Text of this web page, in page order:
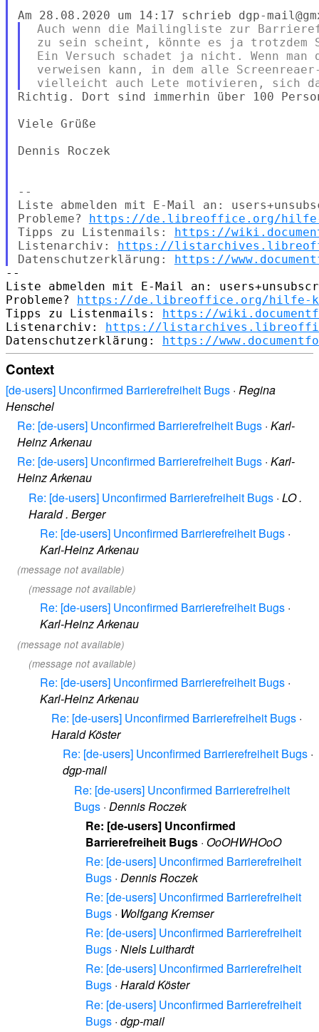
Auch wenn die Mailingliste zur
zu sein scheint, könnte es ja trotzdem
Ein Versuch schadet ja nicht. Wenn man
verweisen kann, in dem alle
Richtig. Dort sind immerhin über 100
Viele Grüße
Dennis Roczek
--
Liste abmelden mit E-Mail an:
Probleme? https://de.libreoffice.org/hilfe-
Tipps zu Listenmails: https://
Listenarchiv: https://
Datenschutzerklärung: https://
--
Liste abmelden mit E-Mail an:
Probleme? https://de.libreoffice.org/hilfe-
Tipps zu Listenmails: https://
Listenarchiv: https://
Datenschutzerklärung: https://
Context
[de-users] Unconfirmed Barrierefreiheit Bugs · Regina
Henschel
Re: [de-users] Unconfirmed Barrierefreiheit Bugs · Karl-
Heinz Arkenau
Re: [de-users] Unconfirmed Barrierefreiheit Bugs · Karl-
Heinz Arkenau
Re: [de-users] Unconfirmed Barrierefreiheit Bugs · LO .
Harald . Berger
Re: [de-users] Unconfirmed Barrierefreiheit Bugs ·
Karl-Heinz Arkenau
(message not available)
(message not available)
Re: [de-users] Unconfirmed Barrierefreiheit Bugs ·
Karl-Heinz Arkenau
(message not available)
(message not available)
Re: [de-users] Unconfirmed Barrierefreiheit Bugs ·
Karl-Heinz Arkenau
Re: [de-users] Unconfirmed Barrierefreiheit Bugs ·
Harald Köster
Re: [de-users] Unconfirmed Barrierefreiheit Bugs ·
dgp-mail
Re: [de-users] Unconfirmed Barrierefreiheit
Bugs · Dennis Roczek
Re: [de-users] Unconfirmed
Barrierefreiheit Bugs · OoOHWHOoO
Re: [de-users] Unconfirmed Barrierefreiheit
Bugs · Dennis Roczek
Re: [de-users] Unconfirmed Barrierefreiheit
Bugs · Wolfgang Kremser
Re: [de-users] Unconfirmed Barrierefreiheit
Bugs · Niels Luithardt
Re: [de-users] Unconfirmed Barrierefreiheit
Bugs · Harald Köster
Re: [de-users] Unconfirmed Barrierefreiheit
Bugs · dgp-mail